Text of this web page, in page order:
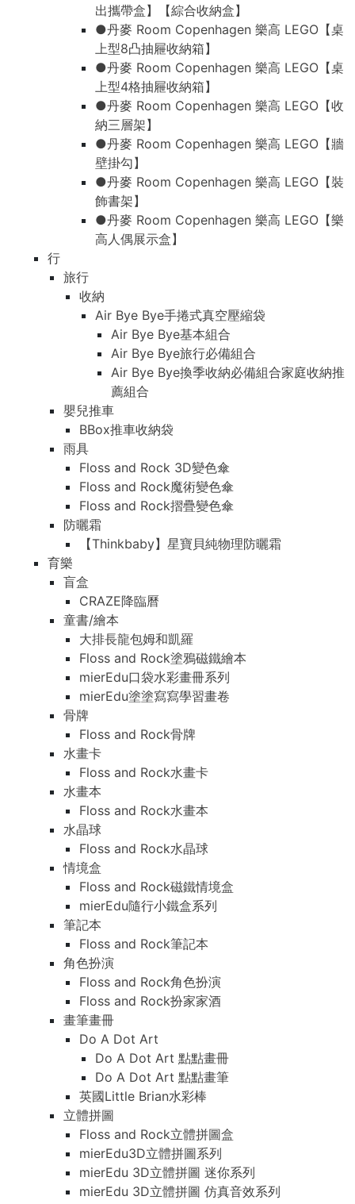
出攜帶盒】【綜合收納盒】
●丹麥 Room Copenhagen 樂高 LEGO【桌
上型8凸抽屜收納箱】
●丹麥 Room Copenhagen 樂高 LEGO【桌
上型4格抽屜收納箱】
●丹麥 Room Copenhagen 樂高 LEGO【收
納三層架】
●丹麥 Room Copenhagen 樂高 LEGO【牆
壁掛勾】
●丹麥 Room Copenhagen 樂高 LEGO【裝
飾書架】
●丹麥 Room Copenhagen 樂高 LEGO【樂
高人偶展示盒】
行
旅行
收納
Air Bye Bye手捲式真空壓縮袋
Air Bye Bye基本組合
Air Bye Bye旅行必備組合
Air Bye Bye換季收納必備組合家庭收納推
薦組合
嬰兒推車
BBox推車收納袋
雨具
Floss and Rock 3D變色傘
Floss and Rock魔術變色傘
Floss and Rock摺疊變色傘
防曬霜
【Thinkbaby】星寶貝純物理防曬霜
育樂
盲盒
CRAZE降臨曆
童書/繪本
大排長龍包姆和凱羅
Floss and Rock塗鴉磁鐵繪本
mierEdu口袋水彩畫冊系列
mierEdu塗塗寫寫學習畫卷
骨牌
Floss and Rock骨牌
水畫卡
Floss and Rock水畫卡
水畫本
Floss and Rock水畫本
水晶球
Floss and Rock水晶球
情境盒
Floss and Rock磁鐵情境盒
mierEdu隨行小鐵盒系列
筆記本
Floss and Rock筆記本
角色扮演
Floss and Rock角色扮演
Floss and Rock扮家家酒
畫筆畫冊
Do A Dot Art
Do A Dot Art 點點畫冊
Do A Dot Art 點點畫筆
英國Little Brian水彩棒
立體拼圖
Floss and Rock立體拼圖盒
mierEdu3D立體拼圖系列
mierEdu 3D立體拼圖 迷你系列
mierEdu 3D立體拼圖 仿真音效系列